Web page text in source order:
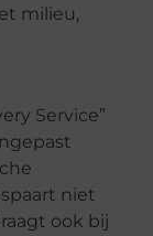
milieu,
Service”
niet
ook bij